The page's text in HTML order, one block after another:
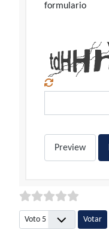
formulario
Preview
Por favor, vote